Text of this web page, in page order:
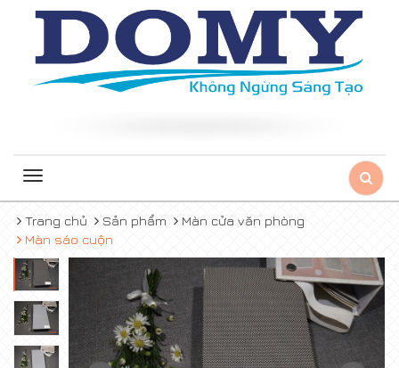
Toggle
Trang chủ
Sản phẩm
Màn cửa văn phòng
Màn sáo cuộn